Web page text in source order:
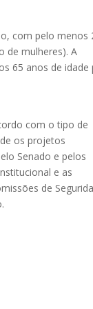
com pelo menos
de mulheres). A
65 anos de idade
com o tipo de
os projetos
Senado e pelos
e as
de